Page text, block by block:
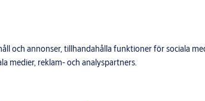
och annonser, tillhandahålla funktioner för sociala
medier, reklam- och analyspartners.